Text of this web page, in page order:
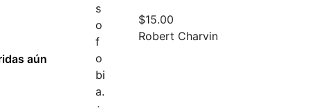
aún
$15.00
Robert Charvin